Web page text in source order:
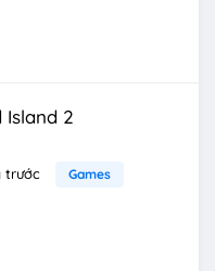
Island 2
trước Games